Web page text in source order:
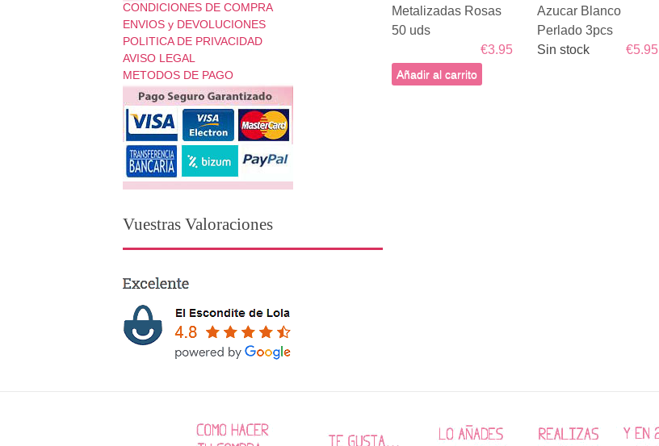
Metalizadas Rosas
50 uds
€3.95
Añadir al carrito
Azucar Blanco
Perlado 3pcs
€5.95
Sin stock
CONDICIONES DE COMPRA
ENVIOS y DEVOLUCIONES
POLITICA DE PRIVACIDAD
AVISO LEGAL
METODOS DE PAGO
Vuestras Valoraciones